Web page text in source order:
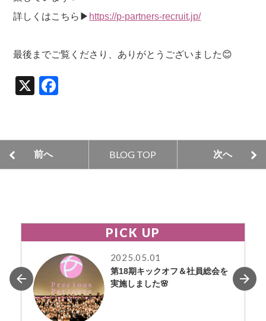
詳しくはこちら▶ https://p-partners-recruit.jp/
最後までご覧くださり、ありがとうございました😊
X
e
k
前へ BLOG TOP 次へ
PICK UP
2025.05.01
第18期キックオフ＆社員総会を
実施しました🌸